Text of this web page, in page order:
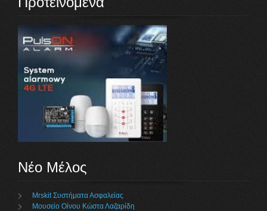
Νέο Μέλος
Mrskit Συστήματα Ασφαλείας
Μουσείο Οίνου Κώστα Λαζαρίδη